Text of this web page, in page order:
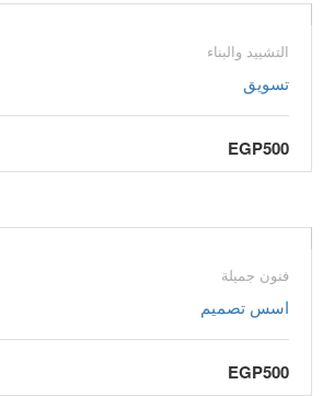
التشييد والبناء
تسويق
EGP500
فنون جميلة
اسس تصميم
EGP500